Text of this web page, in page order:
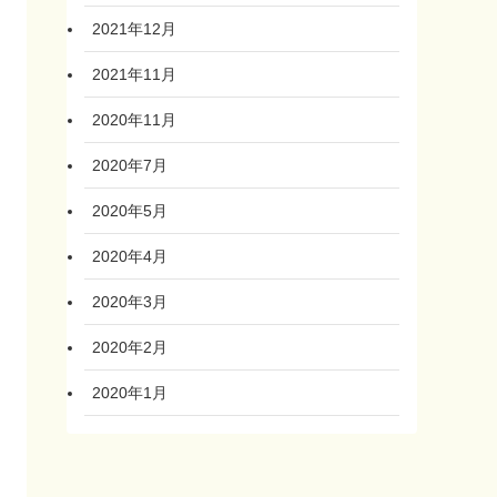
2021年12月
2021年11月
2020年11月
2020年7月
2020年5月
2020年4月
2020年3月
2020年2月
2020年1月